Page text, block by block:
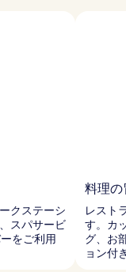
クステーシ
スパサービ
をご利用
料理の
レスト
す。カ
グ、お
ョン付